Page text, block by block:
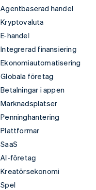
Agentbaserad handel
Kryptovaluta
E-handel
Integrerad finansiering
Ekonomiautomatisering
Globala företag
Betalningar i appen
Marknadsplatser
Penninghantering
Plattformar
SaaS
AI-företag
Kreatörsekonomi
Spel